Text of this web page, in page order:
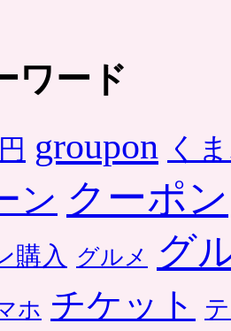
ワード
groupon く
ン クーポン
購入 グルメ グ
ホ チケット